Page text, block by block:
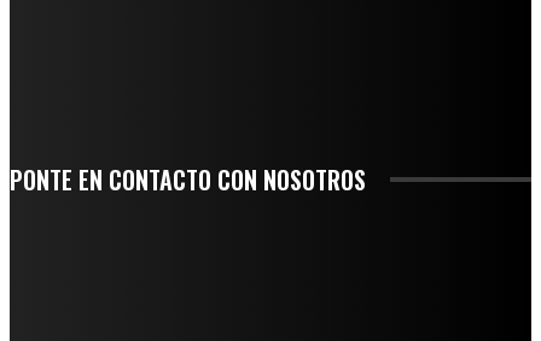
PONTE EN CONTACTO CON NOSOTROS